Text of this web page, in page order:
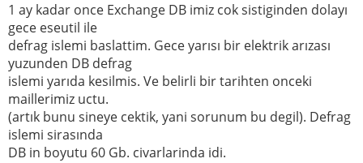
1 ay kadar once Exchange DB imiz cok sistiginden dolayı
gece eseutil ile
defrag islemi baslattim. Gece yarısı bir elektrik arızası
yuzunden DB defrag
islemi yarıda kesilmis. Ve belirli bir tarihten onceki
maillerimiz uctu.
(artık bunu sineye cektik, yani sorunum bu degil). Defrag
islemi sirasında
DB in boyutu 60 Gb. civarlarinda idi.